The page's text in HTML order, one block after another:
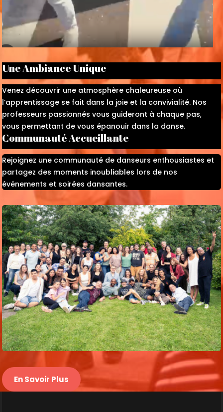
Une Ambiance Unique
Venez découvrir une atmosphère chaleureuse où
l’apprentissage se fait dans la joie et la convivialité. Nos
professeurs passionnés vous guideront à chaque pas,
vous permettant de vous épanouir dans la danse.
Communauté Accueillante
Rejoignez une communauté de danseurs enthousiastes et
partagez des moments inoubliables lors de nos
événements et soirées dansantes.
En Savoir Plus